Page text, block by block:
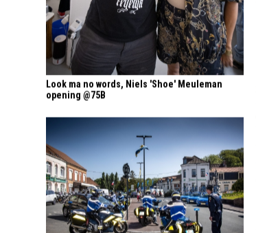
Look ma no words, Niels 'Shoe' Meuleman
opening @75B